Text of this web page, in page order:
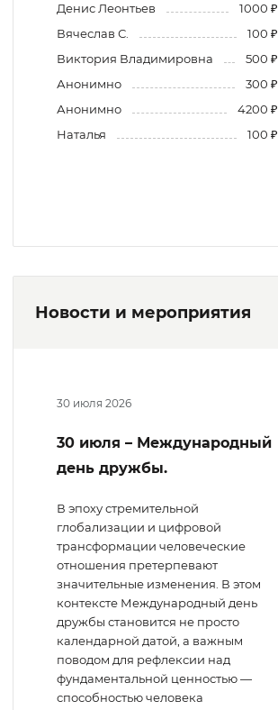
Денис Леонтьев
1000 ₽
Вячеслав С.
100 ₽
Виктория Владимировна
500 ₽
Анонимно
300 ₽
Анонимно
4200 ₽
Наталья
100 ₽
Новости и мероприятия
30 июля 2026
30 июля – Международный
день дружбы.
В эпоху стремительной
глобализации и цифровой
трансформации человеческие
отношения претерпевают
значительные изменения. В этом
контексте Международный день
дружбы становится не просто
календарной датой, а важным
поводом для рефлексии над
фундаментальной ценностью —
способностью человека